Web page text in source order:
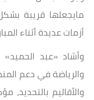
مايجعلها قريبة
أزمات عديدة أثناء
وأشاد «عبد
والرياضة في دعم
والأقاليم بالتحديد،